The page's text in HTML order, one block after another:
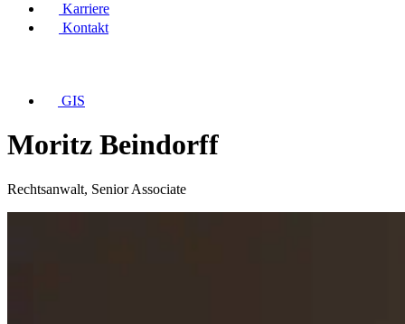
Karriere
Kontakt
GIS
Moritz Beindorff
Rechtsanwalt, Senior Associate